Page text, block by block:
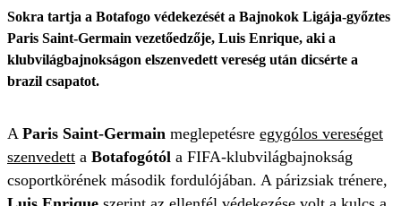
Sokra tartja a Botafogo védekezését a Bajnokok Ligája-győztes
Paris Saint-Germain vezetőedzője, Luis Enrique, aki a
klubvilágbajnokságon elszenvedett vereség után dicsérte a
brazil csapatot.
A Paris Saint-Germain meglepetésre egygólos vereséget
szenvedett a Botafogótól a FIFA-klubvilágbajnokság
csoportkörének második fordulójában. A párizsiak trénere,